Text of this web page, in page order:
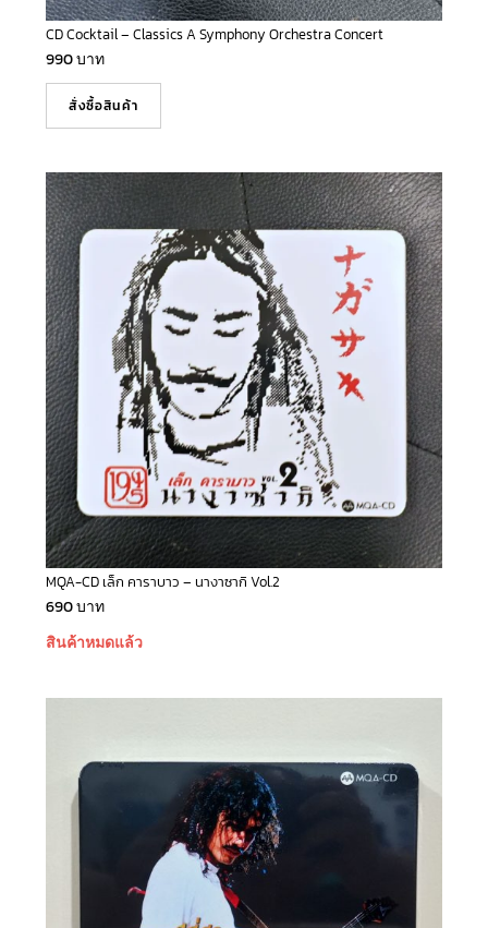
CD Cocktail – Classics A Symphony Orchestra Concert
990บาท
สั่งซื้อสินค้า
MQA-CD เล็ก คาราบาว – นางาซากิ Vol.2
690บาท
สินค้าหมดแล้ว